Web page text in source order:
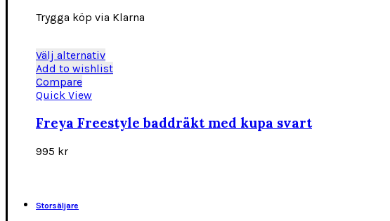
Trygga köp via Klarna
Välj alternativDen
här
varianter.
Add to wishlist
Compare
Quick View
Freya Freestyle baddräkt med kupa svart
995 kr
Storsäljare